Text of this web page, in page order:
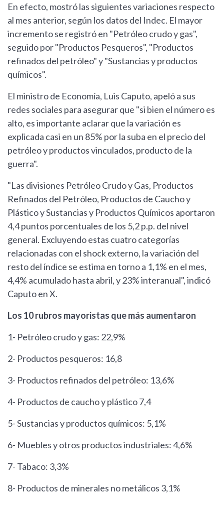
En efecto, mostró las siguientes variaciones respecto
al mes anterior, según los datos del Indec. El mayor
incremento se registró en "Petróleo crudo y gas",
seguido por "Productos Pesqueros", "Productos
refinados del petróleo" y "Sustancias y productos
químicos".
El ministro de Economía, Luis Caputo, apeló a sus
redes sociales para asegurar que "si bien el número es
alto, es importante aclarar que la variación es
explicada casi en un 85% por la suba en el precio del
petróleo y productos vinculados, producto de la
guerra".
"Las divisiones Petróleo Crudo y Gas, Productos
Refinados del Petróleo, Productos de Caucho y
Plástico y Sustancias y Productos Químicos aportaron
4,4 puntos porcentuales de los 5,2 p.p. del nivel
general. Excluyendo estas cuatro categorías
relacionadas con el shock externo, la variación del
resto del índice se estima en torno a 1,1% en el mes,
4,4% acumulado hasta abril, y 23% interanual", indicó
Caputo en X.
Los 10 rubros mayoristas que más aumentaron
1- Petróleo crudo y gas: 22,9%
2- Productos pesqueros: 16,8
3- Productos refinados del petróleo: 13,6%
4- Productos de caucho y plástico 7,4
5- Sustancias y productos químicos: 5,1%
6- Muebles y otros productos industriales: 4,6%
7- Tabaco: 3,3%
8- Productos de minerales no metálicos 3,1%